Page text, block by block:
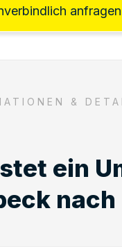
anfragen
&
ein
nach